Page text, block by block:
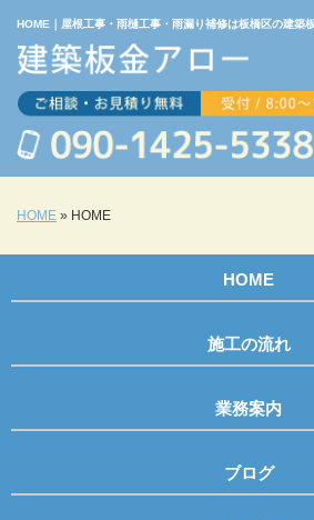
HOME｜屋根工事・雨樋工事・雨漏り補修は板橋区の建築
HOME » HOME
HOME
施工の流れ
業務案内
ブログ